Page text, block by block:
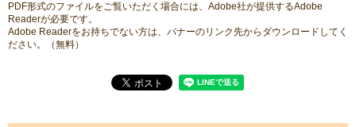
PDF形式のファイルをご覧いただく場合には、Adobe社が提供するAdobe
Readerが必要です。
Adobe Readerをお持ちでない方は、バナーのリンク先からダウンロードしてく
ださい。（無料）